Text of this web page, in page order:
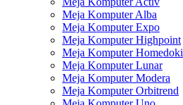
Meja Komputer Alba
Meja Komputer Expo
Meja Komputer Highpoint
Meja Komputer Homedoki
Meja Komputer Lunar
Meja Komputer Modera
Meja Komputer Orbitrend